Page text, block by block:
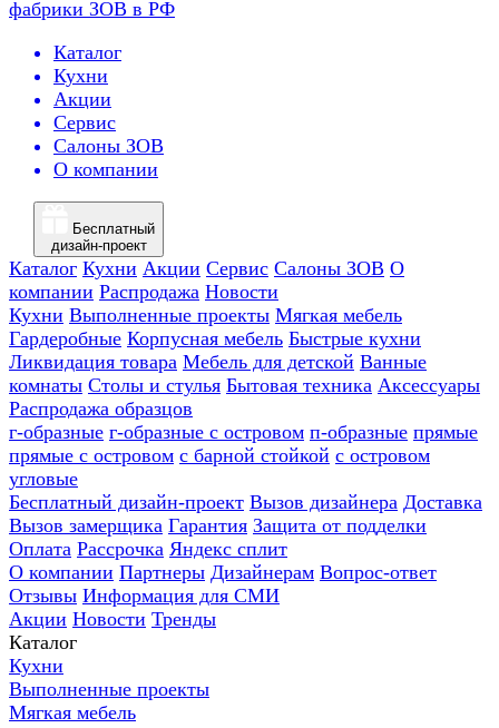
фабрики ЗОВ в РФ
Каталог
Кухни
Акции
Сервис
Салоны ЗОВ
О компании
Бесплатный
дизайн-проект
Каталог Кухни Акции Сервис Салоны ЗОВ О
компании Распродажа Новости
Кухни Выполненные проекты Мягкая мебель
Гардеробные Корпусная мебель Быстрые кухни
Ликвидация товара Мебель для детской Ванные
комнаты Столы и стулья Бытовая техника Аксессуары
Распродажа образцов
г-образные г-образные с островом п-образные прямые
прямые с островом с барной стойкой с островом
угловые
Бесплатный дизайн-проект Вызов дизайнера Доставка
Вызов замерщика Гарантия Защита от подделки
Оплата Рассрочка Яндекс сплит
О компании Партнеры Дизайнерам Вопрос-ответ
Отзывы Информация для СМИ
Акции Новости Тренды
Каталог
Кухни
Выполненные проекты
Мягкая мебель